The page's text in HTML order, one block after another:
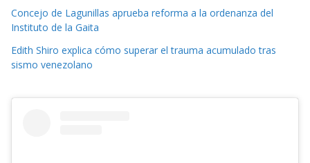
Concejo de Lagunillas aprueba reforma a la ordenanza del
Instituto de la Gaita
Edith Shiro explica cómo superar el trauma acumulado tras
sismo venezolano